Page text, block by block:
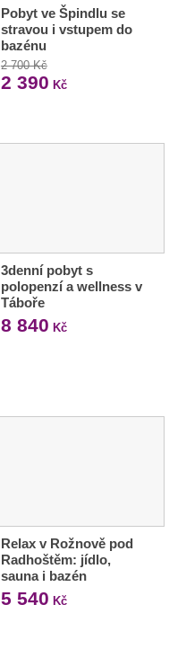
Pobyt ve Špindlu se
stravou i vstupem do
bazénu
2 700 Kč
2 390 Kč
3denní pobyt s
polopenzí a wellness v
Táboře
8 840 Kč
Relax v Rožnově pod
Radhoštěm: jídlo,
sauna i bazén
5 540 Kč